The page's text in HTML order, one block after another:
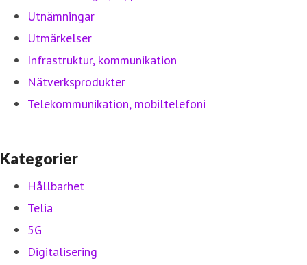
Utnämningar
Utmärkelser
Infrastruktur, kommunikation
Nätverksprodukter
Telekommunikation, mobiltelefoni
Kategorier
Hållbarhet
Telia
5G
Digitalisering